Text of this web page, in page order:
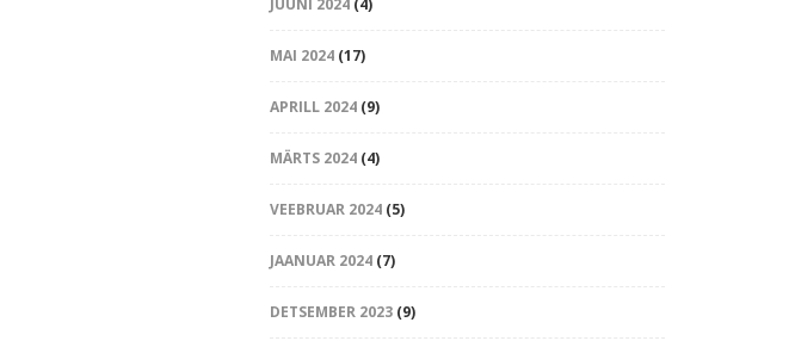
JUUNI 2024(4)
MAI 2024(17)
APRILL 2024(9)
MÄRTS 2024(4)
VEEBRUAR 2024(5)
JAANUAR 2024(7)
DETSEMBER 2023(9)